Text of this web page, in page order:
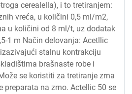
cerealella), i to tretiranjem:
vreća, u količini 0,5 ml/m2,
u količini od 8 ml/t, uz dodatak
1 m Način delovanja: Acetllic
stalnu kontrakciju
brašnaste robe i
se koristiti za tretiranje zrna
na zrno. Actellic 50 se